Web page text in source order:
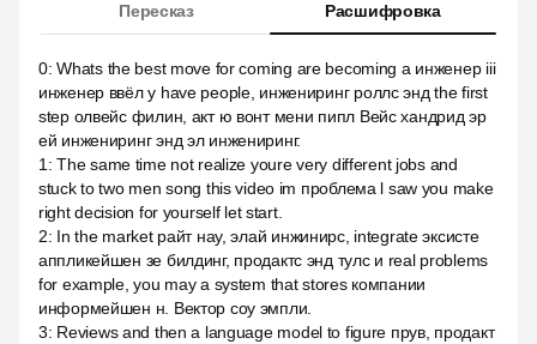
Пересказ Расшифровка
0:Whats the best move for coming are becoming a инженер iii
инженер ввёл y have people, инжениринг роллс энд the first
step олвейс филин, акт ю вонт мени пипл Вейс хандрид эр
ей инжениринг энд эл инжениринг.
1 :The same time not realize youre very different jobs and
stuck to two men song this video im проблема l saw you make
right decision for yourself let start.
2: In the market райт нау, элай инжинирс, integrate эксисте
аппликейшен зе билдинг, продактс энд тулс и real problems
for example, you may a system that stores компании
информейшен н. Вектор соу эмпли.
3: Reviews and then a language model to figure прув, продакт